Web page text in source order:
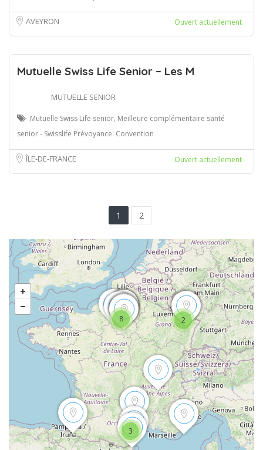
AVEYRON Ouvert actuellement
Mutuelle Swiss Life Senior – Les M
MUTUELLE SENIOR
Mutuelle Swiss Life senior, Meilleure complémentaire santé
senior - Swisslife Prévoyance: Convention
ÎLE-DE-FRANCE Ouvert actuellement
1 2
3
2
8